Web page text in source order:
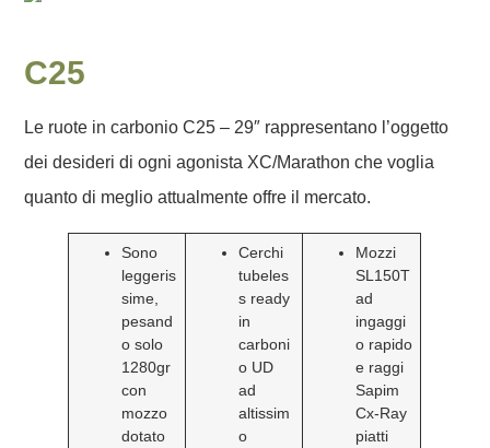
C25
Le ruote in carbonio C25 – 29″ rappresentano l’oggetto
dei desideri di ogni agonista XC/Marathon che voglia
quanto di meglio attualmente offre il mercato.
Sono
leggeris
sime,
pesand
o solo
1280gr
con
mozzo
dotato
Cerchi
tubeles
s ready
in
carboni
o UD
ad
altissim
o
Mozzi
SL150T
ad
ingaggi
o rapido
e raggi
Sapim
Cx-Ray
piatti